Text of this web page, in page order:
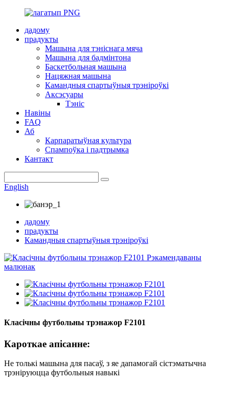
дадому
прадукты
Машына для тэніснага мяча
Машына для бадмінтона
Баскетбольная машына
Нацяжная машына
Камандныя спартыўныя трэніроўкі
Аксэсуары
Тэніс
Навіны
FAQ
Аб
Карпаратыўная культура
Спампоўка і падтрымка
Кантакт
English
дадому
прадукты
Камандныя спартыўныя трэніроўкі
Класічны футбольны трэнажор F2101
Кароткае апісанне:
Не толькі машына для пасаў, з яе дапамогай сістэматычна
трэніруюцца футбольныя навыкі